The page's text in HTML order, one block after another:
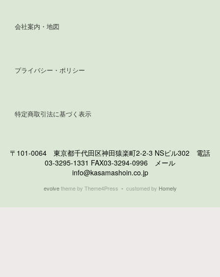
会社案内・地図
プライバシー・ポリシー
特定商取引法に基づく表示
〒101-0064 東京都千代田区神田猿楽町2-2-3 NSビル302 電話
03-3295-1331 FAX03-3294-0996 メール
info@kasamashoin.co.jp
evolvetheme by Theme4Press • customed by Homely